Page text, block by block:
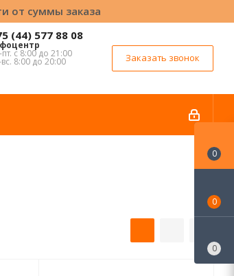
от суммы заказа
(44) 577 88 08
с 8:00 до 21:00
8:00 до 20:00 Заказать звонок
0
0
0